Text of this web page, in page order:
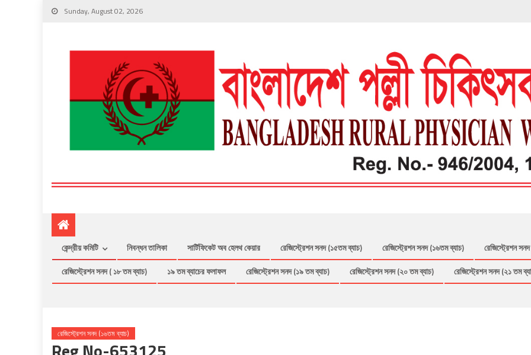
Sunday, August 02, 2026
কেন্দ্রীয় কমিটি নিবন্ধন তালিকা সার্টিফিকেট অব হেলথ কেয়ার রেজিস্ট্রেশন সনদ (১৫তম ব্যাচ) রেজিস্ট্রেশন সনদ (১৬তম ব্যাচ)
রেজিস্ট্রেশন
রেজিস্ট্রেশন সনদ ( ১৮ তম ব্যাচ)
১৯ তম ব্যাচের ফলাফল রেজিস্ট্রেশন সনদ (১৯ তম ব্যাচ) রেজিস্ট্রেশন সনদ (২০ তম ব্যাচ) রেজিস্ট্রেশন সনদ (২১ তম
রেজিস্ট্রেশন সনদ (১৬তম ব্যাচ)